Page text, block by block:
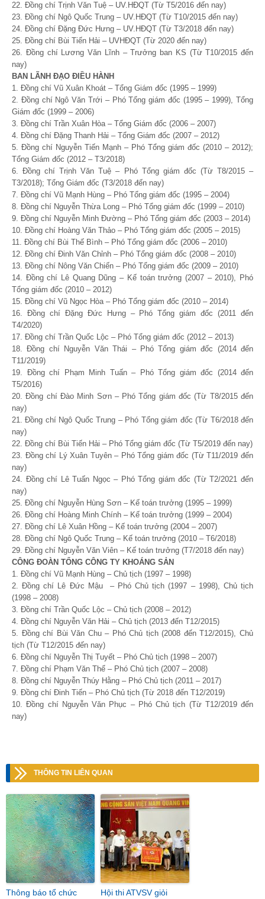
22. Đồng chí Trịnh Văn Tuệ – UV.HĐQT (Từ T5/2016 đến nay)
23. Đồng chí Ngô Quốc Trung – UV.HĐQT (Từ T10/2015 đến nay)
24. Đồng chí Đặng Đức Hưng – UV.HĐQT (Từ T3/2018 đến nay)
25. Đồng chí Bùi Tiến Hải – UVHĐQT (Từ 2020 đến nay)
26. Đồng chí Lương Văn Lĩnh – Trưởng ban KS (Từ T10/2015 đến
nay)
BAN LÃNH ĐẠO ĐIỀU HÀNH
1. Đồng chí Vũ Xuân Khoát – Tổng Giám đốc (1995 – 1999)
2. Đồng chí Ngô Văn Trới – Phó Tổng giám đốc (1995 – 1999), Tổng
Giám đốc (1999 – 2006)
3. Đồng chí Trần Xuân Hòa – Tổng Giám đốc (2006 – 2007)
4. Đồng chí Đặng Thanh Hải – Tổng Giám đốc (2007 – 2012)
5. Đồng chí Nguyễn Tiến Mạnh – Phó Tổng giám đốc (2010 – 2012);
Tổng Giám đốc (2012 – T3/2018)
6. Đồng chí Trịnh Văn Tuệ – Phó Tổng giám đốc (Từ T8/2015 –
T3/2018); Tổng Giám đốc (T3/2018 đến nay)
7. Đồng chí Vũ Mạnh Hùng – Phó Tổng giám đốc (1995 – 2004)
8. Đồng chí Nguyễn Thừa Long – Phó Tổng giám đốc (1999 – 2010)
9. Đồng chí Nguyễn Minh Đường – Phó Tổng giám đốc (2003 – 2014)
10. Đồng chí Hoàng Văn Thảo – Phó Tổng giám đốc (2005 – 2015)
11. Đồng chí Bùi Thế Bình – Phó Tổng giám đốc (2006 – 2010)
12. Đồng chí Đinh Văn Chỉnh – Phó Tổng giám đốc (2008 – 2010)
13. Đồng chí Nông Văn Chiến – Phó Tổng giám đốc (2009 – 2010)
14. Đồng chí Lê Quang Dũng – Kế toán trưởng (2007 – 2010), Phó
Tổng giám đốc (2010 – 2012)
15. Đồng chí Vũ Ngọc Hòa – Phó Tổng giám đốc (2010 – 2014)
16. Đồng chí Đặng Đức Hưng – Phó Tổng giám đốc (2011 đến
T4/2020)
17. Đồng chí Trần Quốc Lộc – Phó Tổng giám đốc (2012 – 2013)
18. Đồng chí Nguyễn Văn Thái – Phó Tổng giám đốc (2014 đến
T11/2019)
19. Đồng chí Phạm Minh Tuấn – Phó Tổng giám đốc (2014 đến
T5/2016)
20. Đồng chí Đào Minh Sơn – Phó Tổng giám đốc (Từ T8/2015 đến
nay)
21. Đồng chí Ngô Quốc Trung – Phó Tổng giám đốc (Từ T6/2018 đến
nay)
22. Đồng chí Bùi Tiến Hải – Phó Tổng giám đốc (Từ T5/2019 đến nay)
23. Đồng chí Lý Xuân Tuyên – Phó Tổng giám đốc (Từ T11/2019 đến
nay)
24. Đồng chí Lê Tuấn Ngọc – Phó Tổng giám đốc (Từ T2/2021 đến
nay)
25. Đồng chí Nguyễn Hùng Sơn – Kế toán trưởng (1995 – 1999)
26. Đồng chí Hoàng Minh Chính – Kế toán trưởng (1999 – 2004)
27. Đồng chí Lê Xuân Hồng – Kế toán trưởng (2004 – 2007)
28. Đồng chí Ngô Quốc Trung – Kế toán trưởng (2010 – T6/2018)
29. Đồng chí Nguyễn Văn Viên – Kế toán trưởng (T7/2018 đến nay)
CÔNG ĐOÀN TỔNG CÔNG TY KHOÁNG SẢN
1. Đồng chí Vũ Mạnh Hùng – Chủ tịch (1997 – 1998)
2. Đồng chí Lê Đức Mậu – Phó Chủ tịch (1997 – 1998), Chủ tịch
(1998 – 2008)
3. Đồng chí Trần Quốc Lộc – Chủ tịch (2008 – 2012)
4. Đồng chí Nguyễn Văn Hải – Chủ tịch (2013 đến T12/2015)
5. Đồng chí Bùi Văn Chu – Phó Chủ tịch (2008 đến T12/2015), Chủ
tịch (Từ T12/2015 đến nay)
6. Đồng chí Nguyễn Thị Tuyết – Phó Chủ tịch (1998 – 2007)
7. Đồng chí Phạm Văn Thể – Phó Chủ tịch (2007 – 2008)
8. Đồng chí Nguyễn Thúy Hằng – Phó Chủ tịch (2011 – 2017)
9. Đồng chí Đinh Tiến – Phó Chủ tịch (Từ 2018 đến T12/2019)
10. Đồng chí Nguyễn Văn Phục – Phó Chủ tịch (Từ T12/2019 đến
nay)
THÔNG TIN LIÊN QUAN
Thông báo tổ chức Hội thi ATVSV giỏi